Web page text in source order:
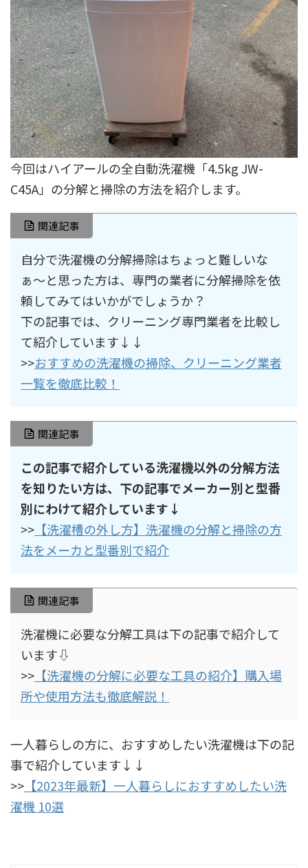
今回はハイアールの全自動洗濯機「4.5kg JW-
C45A」の分解と掃除の方法を紹介します。
関連記事
自分で洗濯機の分解掃除はちょっと難しいな
ぁ〜と思った方は、専門の業者に分解掃除を依
頼してみてはいかがでしょうか？
下の記事では、クリーニング専門業者を比較し
て紹介しています↓↓
>>おすすめの洗濯機の掃除、クリーニング業者
一覧を徹底比較！
関連記事
この記事で紹介している洗濯機以外の分解方法
を知りたい方は、下の記事でメーカー別と型番
別にわけて紹介しています↓
>> 【洗濯槽の外し方】洗濯機の分解と掃除の方
法をメーカと型番別で紹介
関連記事
洗濯機に必要な分解工具は下の記事で紹介して
います⇩
>> 【洗濯機の分解に必要な工具の紹介】購入場
所や使用方法も徹底解説！
一人暮らしの方に、おすすめしたい洗濯機は下の記
事で紹介しています↓↓
>> 【2023年最新】一人暮らしにおすすめしたい洗
濯機 10選